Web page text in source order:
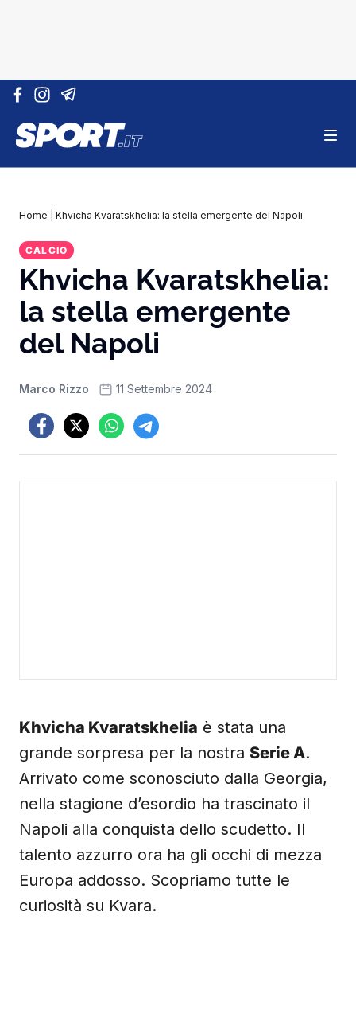
Vai al contenuto
Home Khvicha Kvaratskhelia: la stella emergente del Napoli
CALCIO
Khvicha Kvaratskhelia:
la stella emergente
del Napoli
Marco Rizzo 11 Settembre 2024
Khvicha Kvaratskhelia è stata una
grande sorpresa per la nostra Serie A.
Arrivato come sconosciuto dalla Georgia,
nella stagione d’esordio ha trascinato il
Napoli alla conquista dello scudetto. Il
talento azzurro ora ha gli occhi di mezza
Europa addosso. Scopriamo tutte le
curiosità su Kvara.